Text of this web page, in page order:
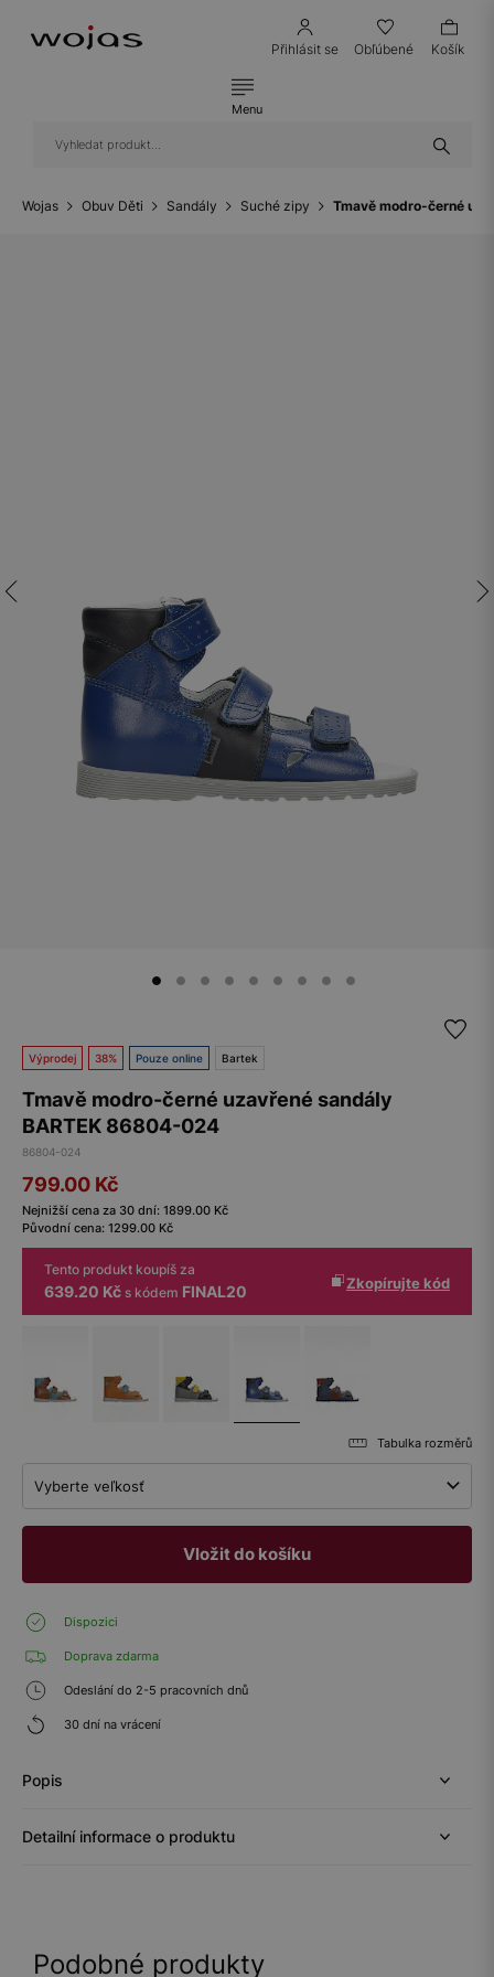
Přihlásit se Obľúbené Košík
Menu
Wojas Obuv Děti Sandály Suché zipy Tmavě modro-černé
Výprodej 38% Pouze online Bartek
Tmavě modro-černé uzavřené sandály
BARTEK 86804-024
86804-024
799.00 Kč
Nejnižší cena za 30 dní: 1899.00 Kč
Původní cena: 1299.00 Kč
Tento produkt koupíš za
639.20 Kč s kódem FINAL20 Zkopírujte kód
Tabulka rozměrů
Vyberte veľkosť
Vložit do košíku
Dispozici
Doprava zdarma
Odeslání do 2-5 pracovních dnů
30 dní na vrácení
Popis
Detailní informace o produktu
Podobné produkty